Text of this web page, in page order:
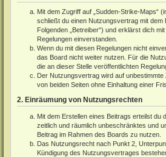
Mit dem Zugriff auf „Sudden-Strike-Maps“
schließt du einen Nutzungsvertrag mit dem
Folgenden „Betreiber“) und erklärst dich
Regelungen einverstanden.
Wenn du mit diesen Regelungen nicht
das Board nicht weiter nutzen. Für die
die an dieser Stelle veröffentlichten
Der Nutzungsvertrag wird auf
von beiden Seiten ohne Einhaltung einer
2. Einräumung von Nutzungsrechten
Mit dem Erstellen eines Beitrags erteilst du
zeitlich und räumlich unbeschränktes und
Beitrag im Rahmen des Boards zu nutzen.
Das Nutzungsrecht nach Punkt 2,
Kündigung des Nutzungsvertrages